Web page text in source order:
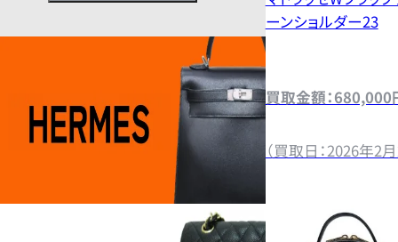
ーンショルダー23
買取金額：680,000
（買取日：2026年2